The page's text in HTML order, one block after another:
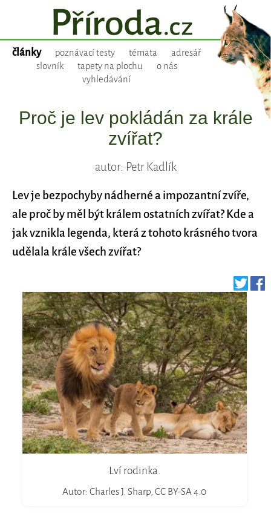
články poznávací testy témata
adresář
slovník
tapety na plochu
o nás
vyhledávání
Proč je lev pokládán za krále
zvířat?
autor: Petr Kadlík
Lev je bezpochyby nádherné a impozantní zvíře,
ale proč by měl být králem ostatních zvířat? Kde a
jak vznikla legenda, která z tohoto krásného tvora
udělala krále všech zvířat?
Lví rodinka.
Autor: Charles J. Sharp, CC BY-SA 4.0